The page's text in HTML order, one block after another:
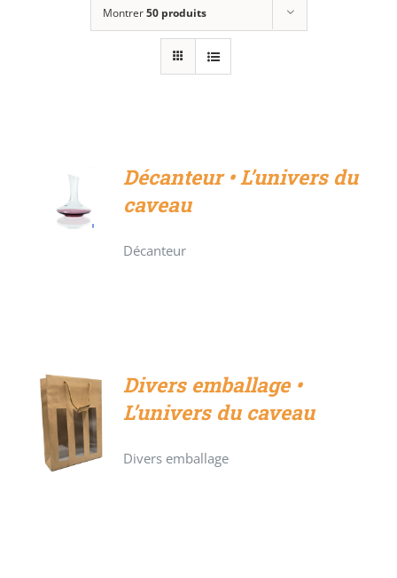
Montrer50 produits
DÉTAILS
Décanteur • L’univers du
caveau
Décanteur
DÉTAILS
Divers emballage •
L’univers du caveau
Divers emballage